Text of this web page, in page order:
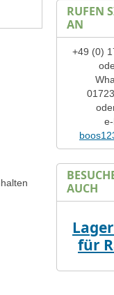
RUFEN
AN
+49 (0)
AUCH
für